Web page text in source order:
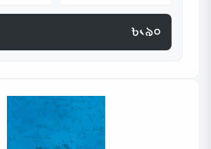
৳১৯০